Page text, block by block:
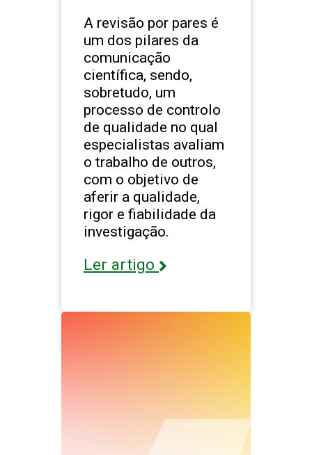
A revisão por pares é
um dos pilares da
comunicação
científica, sendo,
sobretudo, um
processo de controlo
de qualidade no qual
especialistas avaliam
o trabalho de outros,
com o objetivo de
aferir a qualidade,
rigor e fiabilidade da
investigação.
Ler artigo